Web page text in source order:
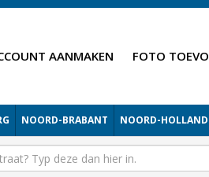
AANMAKEN FOTO
NOORD-BRABANT NOORD-HOLLAND